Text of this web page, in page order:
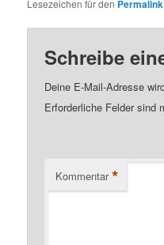
Lesezeichen für den Permalink
Schreibe
Deine E-Mail-Adresse
Erforderliche Felder sind
Kommentar *